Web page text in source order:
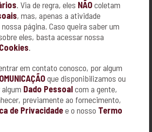
. Via de regra, eles NÃOcoletam
, mas, apenas a atividade
página. Caso queira saber um
eles, basta acessar nossa
.
em contato conosco, por algum
que disponibilizamos ou
Dado Pessoalcom a gente,
previamente ao fornecimento,
de Privacidadee o nosso Termo
DO AGASALHO 2026
chegou e muitas famílias precisam
ajuda.